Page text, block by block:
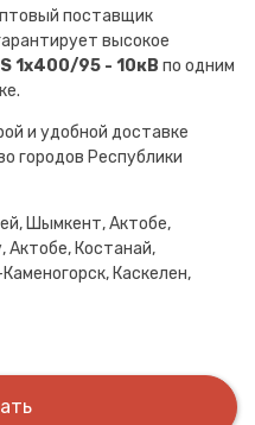
поставщик
высокое
1х400/95 - 10кВ по одним
и удобной доставке
городов Республики
Шымкент, Актобе,
Актобе, Костанай,
Каскелен,